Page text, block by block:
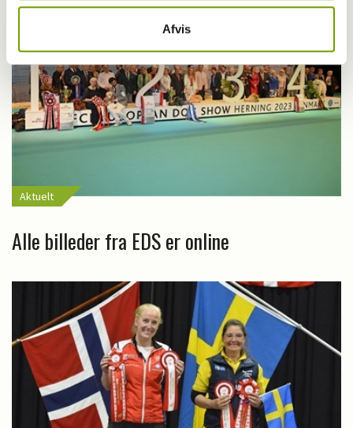
Afvis
Aktuelt
Alle billeder fra EDS er online